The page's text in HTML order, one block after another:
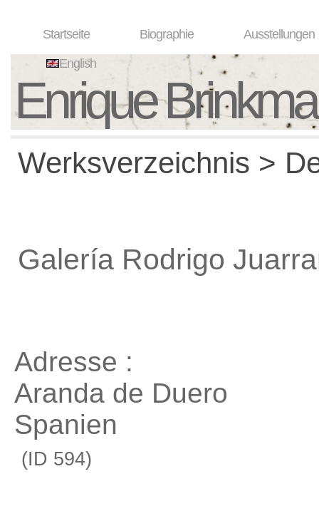
Startseite Biographie Ausstellungen
English
Enrique
Werksverzeichnis >
Galería Rodrigo
Adresse :
Aranda de Duero
Spanien
(ID 594)